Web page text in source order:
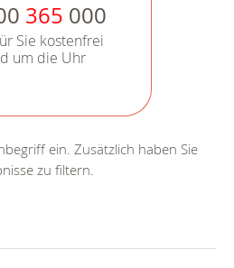
365 000
Sie kostenfrei
um die Uhr
ein. Zusätzlich haben Sie
zu filtern.